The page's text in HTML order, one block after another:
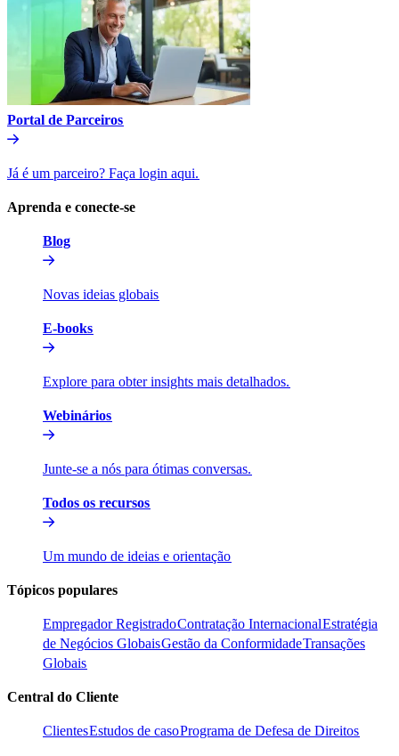
Portal de Parceiros​​
Já é um parceiro? Faça login aqui.​​
Aprenda e conecte-se​​
Blog​​
Novas ideias globais​​
E-books​​
Explore para obter insights mais detalhados.​​
Webinários​​
Junte-se a nós para ótimas conversas.​​
Todos os recursos​​
Um mundo de ideias e orientação​​
Tópicos populares​​
Empregador Registrado​​Contratação Internacional​​Estratégia
de Negócios Globais​​Gestão da Conformidade​​Transações
Globais​​
Central do Cliente​​
Clientes​​Estudos de caso​​Programa de Defesa de Direitos​​